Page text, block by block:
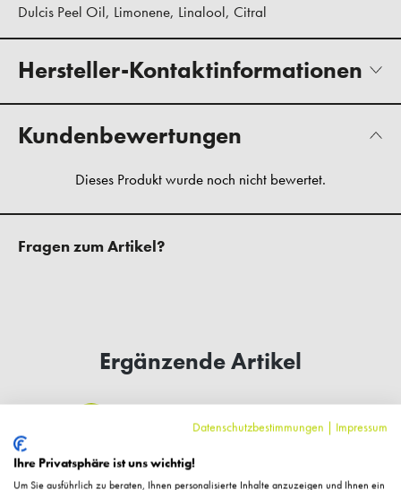
Dulcis Peel Oil, Limonene, Linalool, Citral
Hersteller-Kontaktinformationen
Kundenbewertungen
Fragen zum Artikel?
Ergänzende Artikel
Datenschutzbestimmungen | Impressum
Ihre Privatsphäre ist uns wichtig!
Um Sie ausführlich zu beraten, Ihnen personalisierte Inhalte anzuzeigen und Ihnen ein